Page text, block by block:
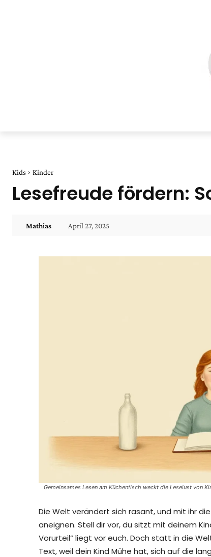
Kids Kinder
Lesefreude fördern:
Mathias April 27, 2025
Gemeinsames Lesen am Küchentisch weckt die Leselust von
Die Welt verändert sich rasant, und mit ihr
aneignen. Stell dir vor, du sitzt mit deinem
Vorurteil“ liegt vor euch. Doch statt in die
Text, weil dein Kind Mühe hat, sich auf die